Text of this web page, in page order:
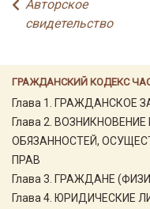
ГРАЖДАНСКИЙ КОДЕКС
Глава 1. ГРАЖДАНСКОЕ
Глава 2.
ОБЯЗАННОСТЕЙ,
ПРАВ
Глава 3. ГРАЖДАНЕ
Глава 4. ЮРИДИЧЕСКИЕ
Авторское
свидетельство